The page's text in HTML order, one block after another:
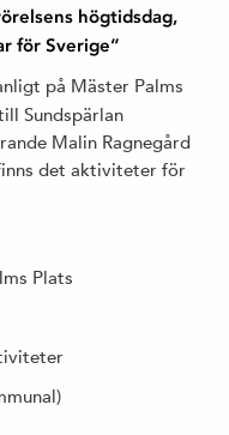
högtidsdag,
för Sverige”
på Mäster Palms
Sundspärlan
Malin Ragnegård
det aktiviteter för
Plats